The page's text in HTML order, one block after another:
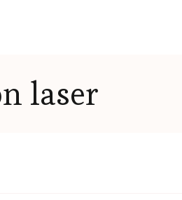
laser